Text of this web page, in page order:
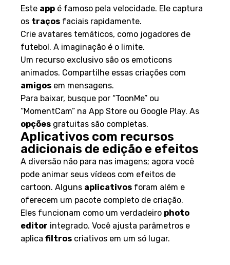
Este app é famoso pela velocidade. Ele captura
os traços faciais rapidamente.
Crie avatares temáticos, como jogadores de
futebol. A imaginação é o limite.
Um recurso exclusivo são os emoticons
animados. Compartilhe essas criações com
amigos em mensagens.
Para baixar, busque por “ToonMe” ou
“MomentCam” na App Store ou Google Play. As
opções gratuitas são completas.
Aplicativos com recursos
adicionais de edição e efeitos
A diversão não para nas imagens; agora você
pode animar seus vídeos com efeitos de
cartoon. Alguns aplicativos foram além e
oferecem um pacote completo de criação.
Eles funcionam como um verdadeiro photo
editor integrado. Você ajusta parâmetros e
aplica filtros criativos em um só lugar.